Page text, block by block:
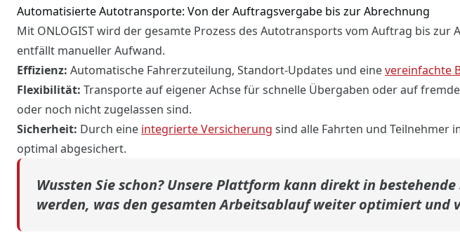
Automatisierte Autotransporte: Von der Auftragsvergabe bis zur Abrechnung
Mit ONLOGIST wird der gesamte Prozess des Autotransports vom Auftrag bis zur
entfällt manueller Aufwand.
Effizienz: Automatische Fahrerzuteilung, Standort-Updates und einevereinfachte
Flexibilität: Transporte auf eigener Achse für schnelle Übergaben oder auf
oder noch nicht zugelassen sind.
Sicherheit: Durch eine integrierte Versicherung sind alle Fahrten und Teilnehmer
optimal abgesichert.
Wussten Sie schon? Unsere Plattform kann direkt in
werden, was den gesamten Arbeitsablauf weiter optimiert und